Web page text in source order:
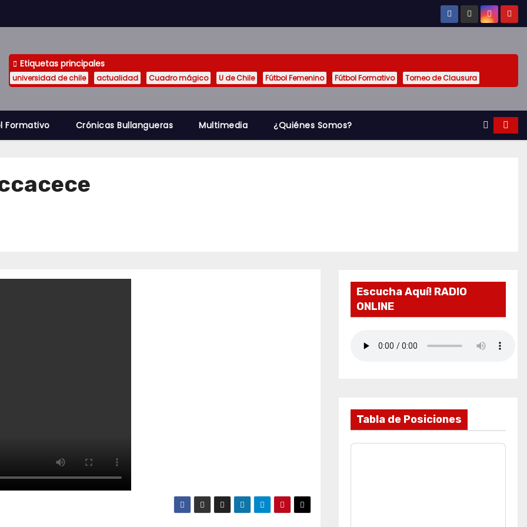
Etiquetas principales
universidad de chile actualidad Cuadro mágico U de Chile Fútbol Femenino Fútbol Formativo Torneo de Clausura
Formativo Crónicas Bullangueras Multimedia ¿Quiénes Somos?
Escucha Aquí! RADIO
ONLINE
Tabla de Posiciones